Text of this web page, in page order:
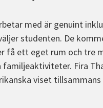
med är genuint
studenten. De
få ett eget rum och tre
Fira
viset